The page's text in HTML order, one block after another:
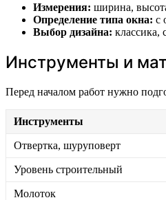
Измерения: ширина,
Определение типа окна: с
Выбор дизайна: классика,
Инструменты и
Перед началом работ нужно
Инструменты
Отвертка, шуруповерт
Уровень строительный
Молоток